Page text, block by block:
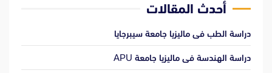
أحدث المقالات
دراسة الطب فى ماليزيا جامعة سيبرجايا
دراسة الهندسة فى ماليزيا جامعة APU